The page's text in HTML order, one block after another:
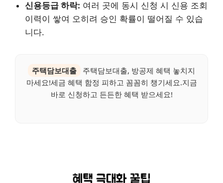
신용등급 하락: 여러 곳에 동시 신청 시 신용 조회
이력이 쌓여 오히려 승인 확률이 떨어질 수 있습
니다.
주택담보대출
주택담보대출, 방공제 혜택 놓치지
마세요!세금 혜택 함정 피하고 꼼꼼히 챙기세요.지금
바로 신청하고 든든한 혜택 받으세요!